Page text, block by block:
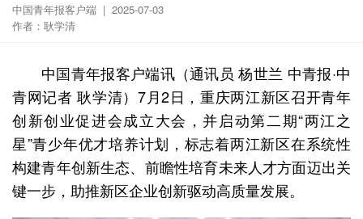
中国青年报客户端 | 2025-07-03
作者：耿学清
中国青年报客户端讯（通讯员 杨世兰 中青报·中
青网记者 耿学清）7月2日，重庆两江新区召开青年
创新创业促进会成立大会，并启动第二期“两江之
星”青少年优才培养计划，标志着两江新区在系统性
构建青年创新生态、前瞻性培育未来人才方面迈出关
键一步，助推新区企业创新驱动高质量发展。